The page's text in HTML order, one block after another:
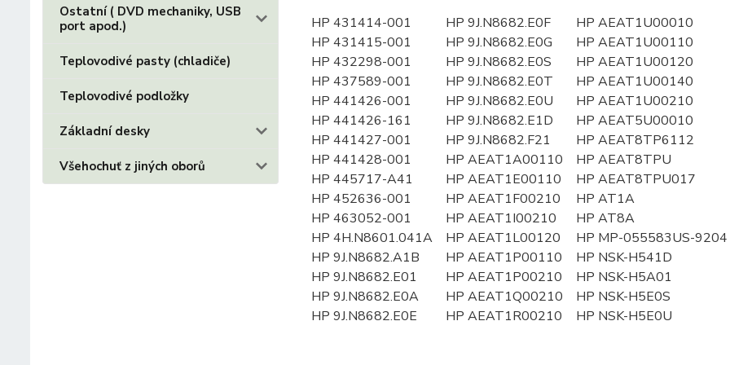
Ostatní ( DVD mechaniky, USB
port apod.)
Teplovodivé pasty (chladiče)
Teplovodivé podložky
Základní desky
Všehochuť z jiných oborů
HP 431414-001
HP 431415-001
HP 432298-001
HP 437589-001
HP 441426-001
HP 441426-161
HP 441427-001
HP 441428-001
HP 445717-A41
HP 452636-001
HP 463052-001
HP 4H.N8601.041A
HP 9J.N8682.A1B
HP 9J.N8682.E01
HP 9J.N8682.E0A
HP 9J.N8682.E0E
HP 9J.N8682.E0F
HP 9J.N8682.E0G
HP 9J.N8682.E0S
HP 9J.N8682.E0T
HP 9J.N8682.E0U
HP 9J.N8682.E1D
HP 9J.N8682.F21
HP AEAT1A00110
HP AEAT1E00110
HP AEAT1F00210
HP AEAT1I00210
HP AEAT1L00120
HP AEAT1P00110
HP AEAT1P00210
HP AEAT1Q00210
HP AEAT1R00210
HP AEAT1U00010
HP AEAT1U00110
HP AEAT1U00120
HP AEAT1U00140
HP AEAT1U00210
HP AEAT5U00010
HP AEAT8TP6112
HP AEAT8TPU
HP AEAT8TPU017
HP AT1A
HP AT8A
HP MP-055583US-
HP NSK-H541D
HP NSK-H5A01
HP NSK-H5E0S
HP NSK-H5E0U